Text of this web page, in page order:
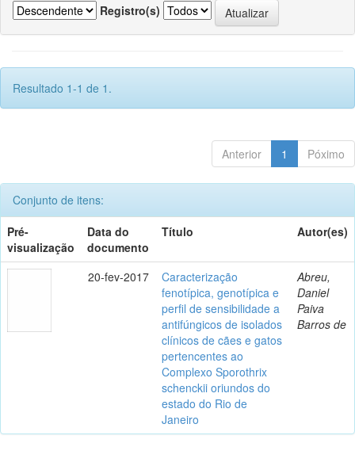
Registro(s)
Resultado 1-1 de 1.
Anterior 1 Póximo
Conjunto de itens:
Pré-
visualização
Data do
documento
Título Autor(es)
20-fev-2017
Caracterização
fenotípica, genotípica e
perfil de sensibilidade a
antifúngicos de isolados
clínicos de cães e gatos
pertencentes ao
Complexo Sporothrix
schenckii oriundos do
estado do Rio de
Janeiro
Abreu,
Daniel
Paiva
Barros de